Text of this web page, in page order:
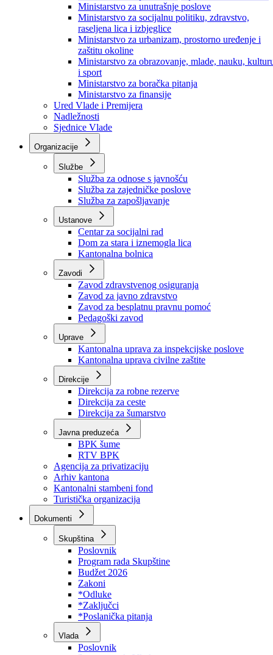
Ministarstva
Ministarstvo za privredu
Ministarstvo za pravosuđe, upravu i radne odnose
Ministarstvo za unutrašnje poslove
Ministarstvo za socijalnu politiku, zdravstvo,
raseljena lica i izbjeglice
Ministarstvo za urbanizam, prostorno uređenje i
zaštitu okoline
Ministarstvo za obrazovanje, mlade, nauku,
i sport
Ministarstvo za boračka pitanja
Ministarstvo za finansije
Ured Vlade i Premijera
Nadležnosti
Sjednice Vlade
Organizacije
Službe
Služba za odnose s javnošću
Služba za zajedničke poslove
Služba za zapošljavanje
Ustanove
Centar za socijalni rad
Dom za stara i iznemogla lica
Kantonalna bolnica
Zavodi
Zavod zdravstvenog osiguranja
Zavod za javno zdravstvo
Zavod za besplatnu pravnu pomoć
Pedagoški zavod
Kantonalna uprava za inspekcijske poslove
Kantonalna uprava civilne zaštite
Direkcije
Direkcija za robne rezerve
Direkcija za ceste
Direkcija za šumarstvo
Javna preduzeća
BPK šume
RTV BPK
Agencija za privatizaciju
Arhiv kantona
Kantonalni stambeni fond
Turistička organizacija
Dokumenti
Skupština
Poslovnik
Program rada Skupštine
Budžet 2026
Zakoni
*Odluke
*Zaključci
*Poslanička pitanja